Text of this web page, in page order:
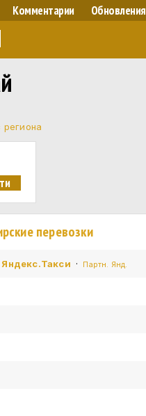
Комментарии Обновления
перевозки
· Партн. Янд.